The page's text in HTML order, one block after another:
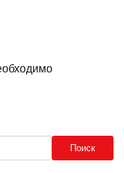
Поиск